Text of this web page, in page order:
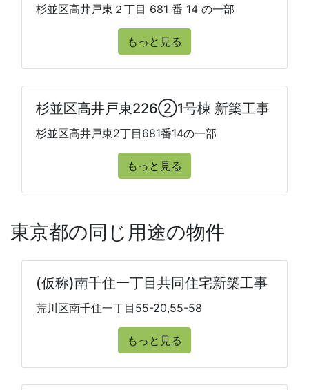
杉並区高井戸東２丁目 681 番 14 の一部
もっと見る
杉並区高井戸東226②1号棟 新築工事
杉並区高井戸東2丁目681番14の一部
もっと見る
東京都の同じ用途の物件
(仮称)南千住一丁目共同住宅新築工事
荒川区南千住一丁目55-20,55-58
もっと見る